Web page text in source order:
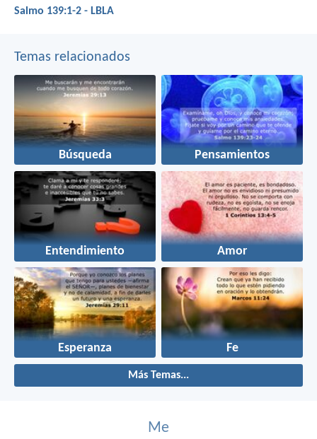
Salmo 139:1-2 - LBLA
Temas relacionados
Búsqueda Pensamientos
Entendimiento Amor
Esperanza Fe
Más Temas...
Me